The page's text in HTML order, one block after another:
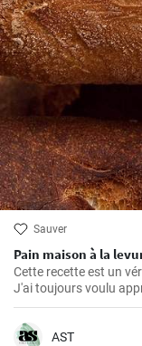
Sauver
Pain maison à la
Cette recette est un
J'ai toujours voulu
j'ai trouvé cette
goût du pain frais cuit
AST